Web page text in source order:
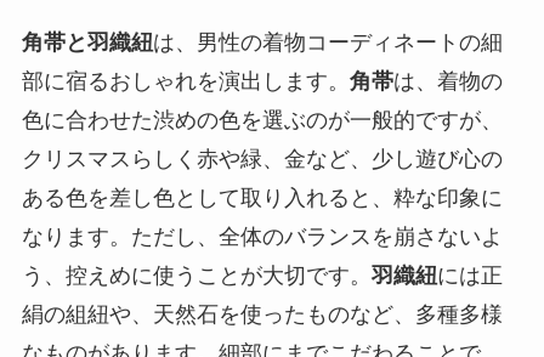
角帯と羽織紐は、男性の着物コーディネートの細
部に宿るおしゃれを演出します。 角帯は、着物の
色に合わせた渋めの色を選ぶのが一般的ですが、
クリスマスらしく赤や緑、金など、少し遊び心の
ある色を差し色として取り入れると、粋な印象に
なります。ただし、全体のバランスを崩さないよ
う、控えめに使うことが大切です。 羽織紐には正
絹の組紐や、天然石を使ったものなど、多種多様